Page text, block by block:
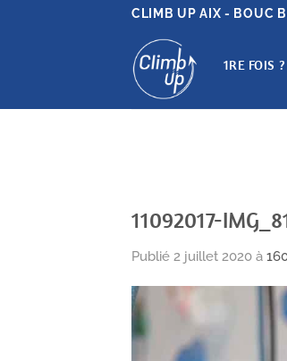
CLIMB UP AIX - BOUC
1RE FOIS ?
11092017-
Publié 2 juillet 2020 à